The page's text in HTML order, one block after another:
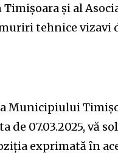
și al
tehnice vizavi
Municipiului
de 07.03.2025, vă
exprimată în